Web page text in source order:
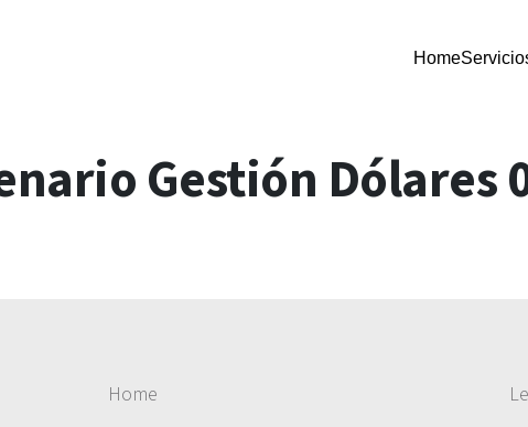
Home
Gestión Dólares
Home